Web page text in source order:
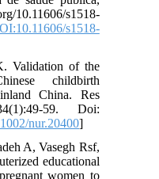
doi.org/10.11606/s1518-
[DOI:10.11606/s1518-
Sun K. Validation of the
Chinese childbirth
in Mainland China. Res
34(1):49-59. Doi:
DOI:10.1002/nur.20400
A, Vasegh Rsf,
computerized educational
of pregnant women to